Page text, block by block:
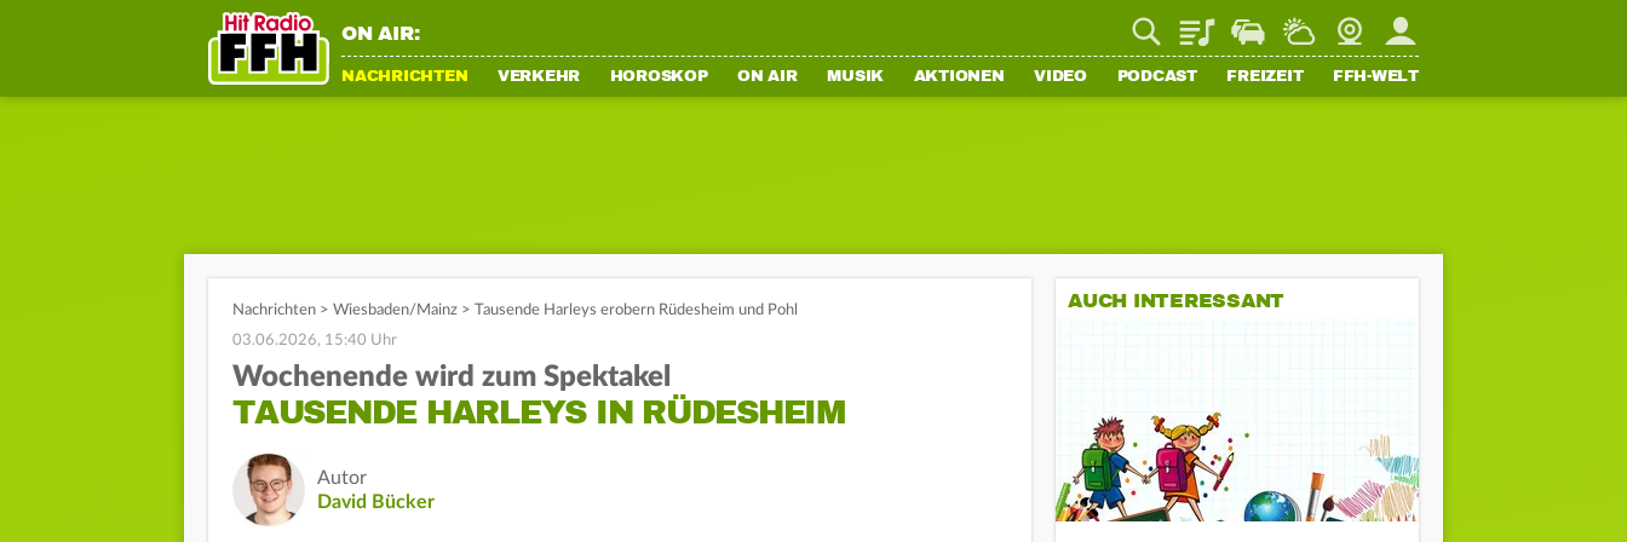
ON AIR: PlaylistStaupilotWetterWebcamMein FFH
NACHRICHTEN VERKEHR HOROSKOP ON AIR MUSIK AKTIONEN VIDEO PODCAST FREIZEIT FFH-WELT
Nachrichten > Wiesbaden/Mainz > Tausende Harleys erobern Rüdesheim und Pohl
03.06.2026, 15:40 Uhr
Wochenende wird zum Spektakel
TAUSENDE HARLEYS IN RÜDESHEIM
Autor
David Bücker
AUCH INTERESSANT